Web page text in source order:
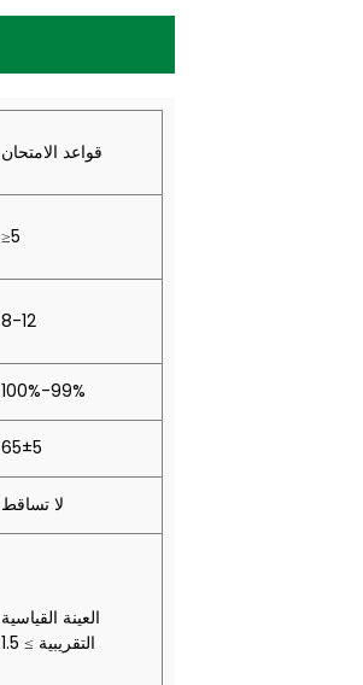
قواعد الامتحان
≥5
8-12
100%-99%
65±5
لا تساقط
العينة القياسية
التقريبية ≥ 1.5